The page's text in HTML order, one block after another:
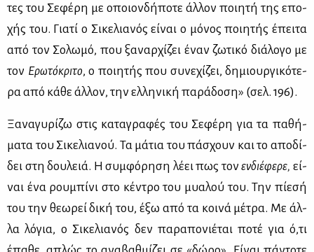
τες του Σε­φέ­ρη με οποιον­δή­πο­τε άλ­λον ποι­η­τή της επο­
χής του. Για­τί ο Σι­κε­λια­νός εί­ναι ο μό­νος ποι­η­τής έπει­τα
από τον Σο­λω­μό, που ξα­ναρ­χί­ζει έναν ζω­τι­κό διά­λο­γο με
τον Ερω­τό­κρι­το, ο ποι­η­τής που συ­νε­χί­ζει, δη­μιουρ­γι­κό­τε­
ρα από κά­θε άλ­λον, την ελ­λη­νι­κή πα­ρά­δο­ση» (σελ. 196).
Ξα­να­γυ­ρί­ζω στις κα­τα­γρα­φές του Σε­φέ­ρη για τα πα­θή­
μα­τα του Σι­κε­λια­νού. Τα μά­τια του πά­σχουν και το απο­δί­
δει στη δου­λειά. Η συμ­φό­ρη­ση λέ­ει πως τονεν­διέ­φε­ρε, εί­
ναι ένα ρου­μπί­νι στο κέ­ντρο του μυα­λού του. Την πί­ε­σή
του την θε­ω­ρεί δι­κή του, έξω από τα κοι­νά μέ­τρα. Με άλ­
λα λό­για, ο Σι­κε­λια­νός δεν πα­ρα­πο­νιέ­ται πο­τέ για ό,τι